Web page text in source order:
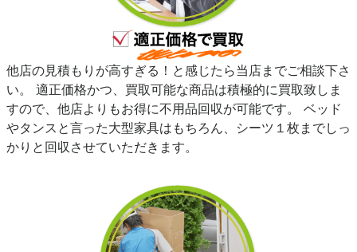
他店の見積もりが高すぎる！と感じたら当店までご相談下さ
い。 適正価格かつ、買取可能な商品は積極的に買取致しま
すので、他店よりもお得に不用品回収が可能です。 ベッド
やタンスと言った大型家具はもちろん、シーツ１枚までしっ
かりと回収させていただきます。